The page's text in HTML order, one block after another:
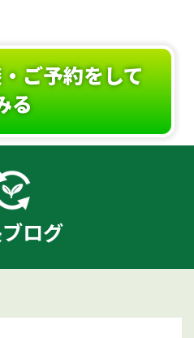
ご予約をして
る
ログ